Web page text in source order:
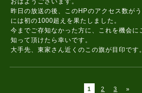
昨日の放送の後、このHPのアクセス数が
には初の1000超えを果たしました。
今までご存知なかった方に、これを機会に
知って頂けたら幸いです。
大手先、東家さん近くのこの旗が目印です。
1 2 3 »